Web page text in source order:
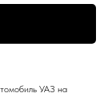
УАЗ на